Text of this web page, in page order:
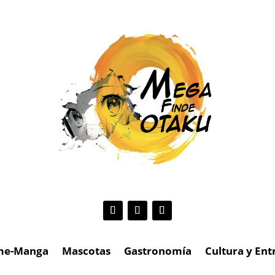
Manga Mascotas Gastronomía Cultura y